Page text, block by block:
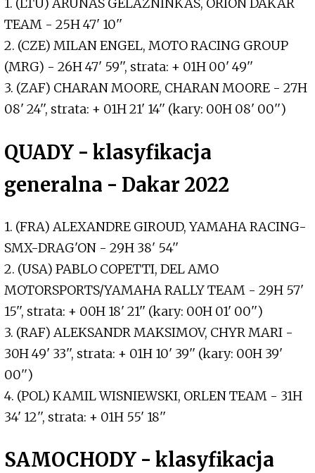
1. (LTU) ARUNAS GELAZNINKAS, ORION DAKAR
TEAM - 25H 47' 10''
2. (CZE) MILAN ENGEL, MOTO RACING GROUP
(MRG) - 26H 47' 59'', strata: + 01H 00' 49''
3. (ZAF) CHARAN MOORE, CHARAN MOORE - 27H
08' 24'', strata: + 01H 21' 14'' (kary: 00H 08' 00'')
QUADY - klasyfikacja
generalna - Dakar 2022
1. (FRA) ALEXANDRE GIROUD, YAMAHA RACING-
SMX-DRAG'ON - 29H 38' 54''
2. (USA) PABLO COPETTI, DEL AMO
MOTORSPORTS/YAMAHA RALLY TEAM - 29H 57'
15'', strata: + 00H 18' 21'' (kary: 00H 01' 00'')
3. (RAF) ALEKSANDR MAKSIMOV, CHYR MARI -
30H 49' 33'', strata: + 01H 10' 39'' (kary: 00H 39'
00'')
4. (POL) KAMIL WISNIEWSKI, ORLEN TEAM - 31H
34' 12'', strata: + 01H 55' 18''
SAMOCHODY - klasyfikacja